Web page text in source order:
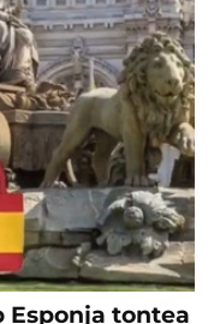
Esponja tontea